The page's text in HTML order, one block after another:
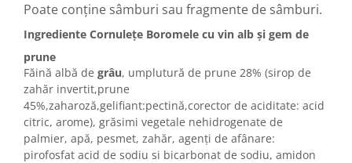
Poate conține sâmburi sau fragmente de sâmburi.
Ingrediente Cornulețe Boromele cu vin alb și gem de
prune
Făină albă de grâu, umplutură de prune 28% (sirop de
zahăr invertit,prune
45%,zaharoză,gelifiant:pectină,corector de aciditate: acid
citric, arome), grăsimi vegetale nehidrogenate de
palmier, apă, pesmet, zahăr, agenți de afânare:
pirofosfat acid de sodiu si bicarbonat de sodiu, amidon